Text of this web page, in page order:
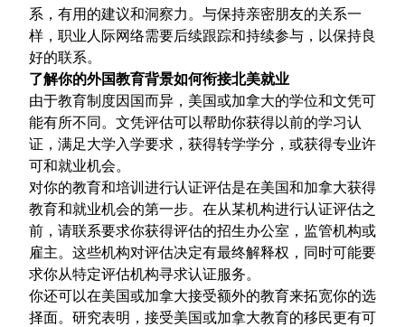
系，有用的建议和洞察力。与保持亲密朋友的关系一
样，职业人际网络需要后续跟踪和持续参与，以保持良
好的联系。
了解你的外国教育背景如何衔接北美就业
由于教育制度因国而异，美国或加拿大的学位和文凭可
能有所不同。 文凭评估可以帮助你获得以前的学习认
证，满足大学入学要求，获得转学学分，或获得专业许
可和就业机会。
对你的教育和培训进行认证评估是在美国和加拿大获得
教育和就业机会的第一步。在从某机构进行认证评估之
前，请联系要求你获得评估的招生办公室，监管机构或
雇主。这些机构对评估决定有最终解释权，同时可能要
求你从特定评估机构寻求认证服务。
你还可以在美国或加拿大接受额外的教育来拓宽你的选
择面。研究表明，接受美国或加拿大教育的移民更有可